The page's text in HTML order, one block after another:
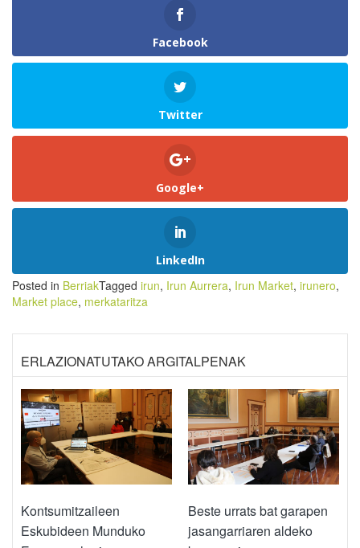
Facebook
Twitter
Google+
LinkedIn
Posted in BerriakTagged irun, Irun Aurrera, Irun Market, irunero,
Market place, merkataritza
ERLAZIONATUTAKO ARGITALPENAK
Kontsumitzaileen
Eskubideen Munduko
Beste urrats bat garapen
jasangarriaren aldeko